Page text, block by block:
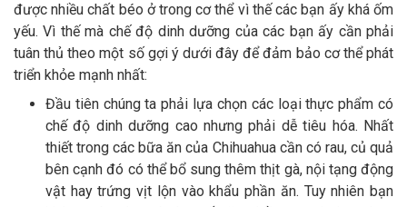
được nhiều chất béo ở trong cơ thể vì thế các bạn ấy khá ốm
yếu. Vì thế mà chế độ dinh dưỡng của các bạn ấy cần phải
tuân thủ theo một số gợi ý dưới đây để đảm bảo cơ thể phát
triển khỏe mạnh nhất:
Đầu tiên chúng ta phải lựa chọn các loại thực phẩm có
chế độ dinh dưỡng cao nhưng phải dễ tiêu hóa. Nhất
thiết trong các bữa ăn của Chihuahua cần có rau, củ quả
bên cạnh đó có thể bổ sung thêm thịt gà, nội tạng động
vật hay trứng vịt lộn vào khẩu phần ăn. Tuy nhiên bạn